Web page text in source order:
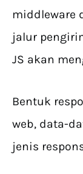
middleware
jalur
JS akan
Bentuk
web, data-
jenis